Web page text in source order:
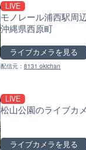
LIVE
モノレール浦西駅周
沖縄県西原町
ライブカメラを見る
配信元： 8131 okichan
LIVE
松山公園のライブカ
ライブカメラを見る